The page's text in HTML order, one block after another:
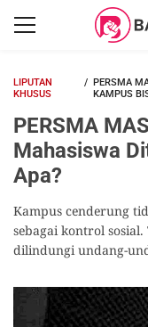
LIPUTAN
KHUSUS
PERSMA
KAMPUS
PERSMA
Mahasiswa
Apa?
Kampus cenderung
sebagai kontrol
dilindungi undang-